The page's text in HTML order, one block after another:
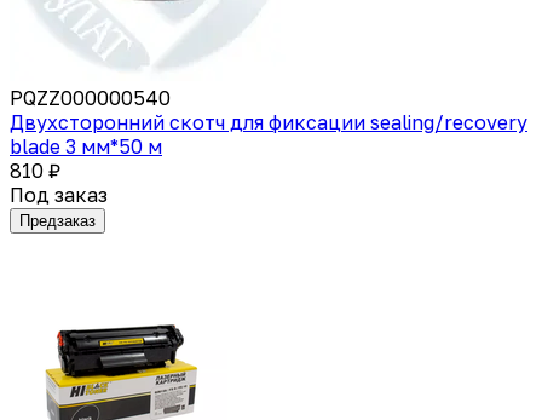
PQZZ000000540
Двухсторонний скотч для фиксации sealing/recovery
blade 3 мм*50 м
810 ₽
Под заказ
Предзаказ